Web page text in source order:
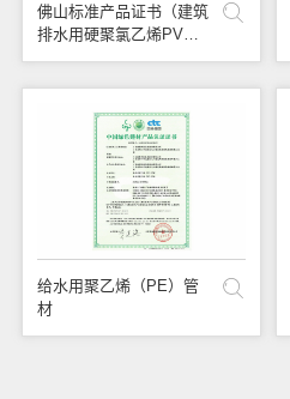
佛山标准产品证书（建筑
排水用硬聚氯乙烯PVC-
U管材）
给水用聚乙烯（PE）管
材